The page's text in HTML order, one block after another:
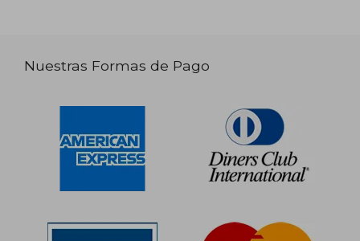
Nuestras Formas de Pago